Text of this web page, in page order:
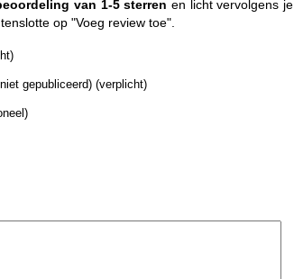
van 1-5 sterren en licht vervolgens je
op "Voeg review toe".
gepubliceerd) (verplicht)